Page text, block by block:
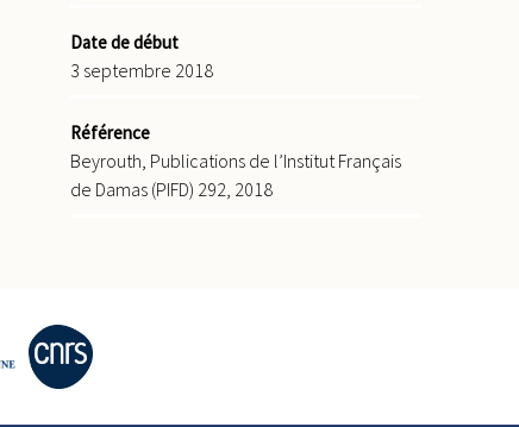
Date de début
3 septembre 2018
Référence
Beyrouth, Publications de l’Institut Français
de Damas (PIFD) 292, 2018